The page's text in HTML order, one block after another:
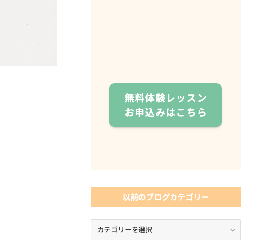
無料体験レッスン
お申込みはこちら
以前のブログカテゴリー